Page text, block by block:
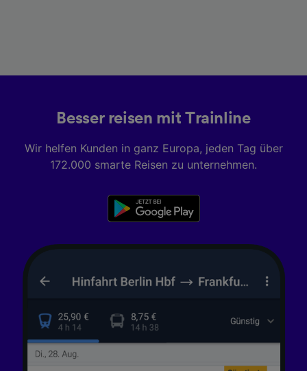
Besser reisen mit Trainline
Wir helfen Kunden in ganz Europa, jeden Tag über
172.000 smarte Reisen zu unternehmen.